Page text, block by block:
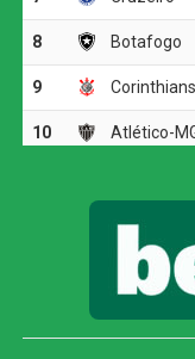
dominou, girou
potência da
outra grande
Dois minutos mais
O Athletico-PR
cobrança de
segunda trave, e
finalização, porém,